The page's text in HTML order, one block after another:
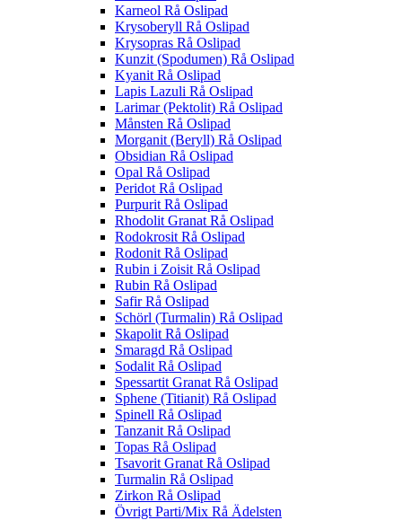
Karneol Rå Oslipad
Krysoberyll Rå Oslipad
Krysopras Rå Oslipad
Kunzit (Spodumen) Rå Oslipad
Kyanit Rå Oslipad
Lapis Lazuli Rå Oslipad
Larimar (Pektolit) Rå Oslipad
Månsten Rå Oslipad
Morganit (Beryll) Rå Oslipad
Obsidian Rå Oslipad
Opal Rå Oslipad
Peridot Rå Oslipad
Purpurit Rå Oslipad
Rhodolit Granat Rå Oslipad
Rodokrosit Rå Oslipad
Rodonit Rå Oslipad
Rubin i Zoisit Rå Oslipad
Rubin Rå Oslipad
Safir Rå Oslipad
Schörl (Turmalin) Rå Oslipad
Skapolit Rå Oslipad
Smaragd Rå Oslipad
Sodalit Rå Oslipad
Spessartit Granat Rå Oslipad
Sphene (Titianit) Rå Oslipad
Spinell Rå Oslipad
Tanzanit Rå Oslipad
Topas Rå Oslipad
Tsavorit Granat Rå Oslipad
Turmalin Rå Oslipad
Zirkon Rå Oslipad
Övrigt Parti/Mix Rå Ädelsten